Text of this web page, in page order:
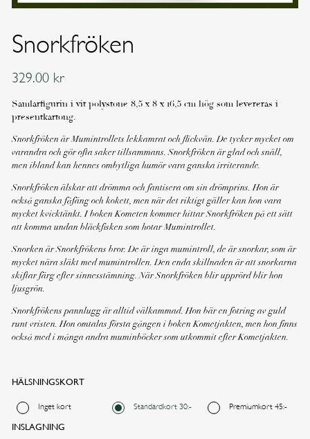
Snorkfröken
329.00 kr
Samlarfigurin i vit polystone 8,5 x 8 x 16,5 cm hög som levereras i
presentkartong.
Snorkfröken är Mumintrollets lekkamrat och flickvän. De tycker mycket om
varandra och gör ofta saker tillsammans. Snorkfröken är glad och snäll,
men ibland kan hennes ombytliga humör vara ganska irriterande.
Snorkfröken älskar att drömma och fantisera om sin drömprins. Hon är
också ganska fåfäng och kokett, men när det riktigt gäller kan hon vara
mycket kvicktänkt. I boken Kometen kommer hittar Snorkfröken på ett sätt
att komma undan bläckfisken som hotar Mumintrollet.
Snorken är Snorkfrökens bror. De är inga mumintroll, de är snorkar, som är
mycket nära släkt med mumintrollen. Den enda skillnaden är att snorkarna
skiftar färg efter sinnesstämning. När Snorkfröken blir upprörd blir hon
ljusgrön.
Snorkfrökens pannlugg är alltid välkammad. Hon bär en fotring av guld
runt vristen. Hon omtalas första gången i boken Kometjakten, men hon finns
också med i många andra muminböcker som utkommit efter Kometjakten.
HÄLSNINGSKORT
Inget kort Standardkort 30:- Premiumkort 45:-
INSLAGNING
Önskad leveransdag
I dag